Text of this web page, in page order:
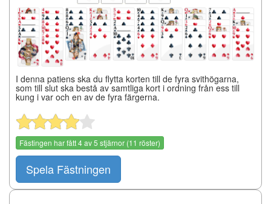
I denna patiens ska du flytta korten till de fyra svithögarna,
som till slut ska bestå av samtliga kort i ordning från ess till
kung i var och en av de fyra färgerna.
Fästingen har fått4av5 stjärnor (11 röster)
Spela Fästningen